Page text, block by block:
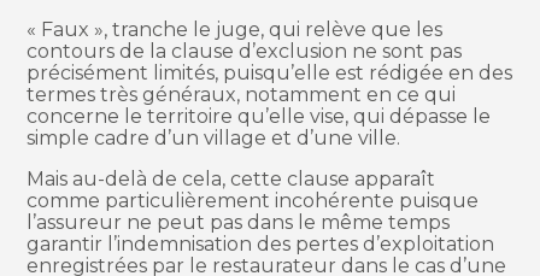
« Faux », tranche le juge, qui relève que les
contours de la clause d’exclusion ne sont pas
précisément limités, puisqu’elle est rédigée en des
termes très généraux, notamment en ce qui
concerne le territoire qu’elle vise, qui dépasse le
simple cadre d’un village et d’une ville.
Mais au-delà de cela, cette clause apparaît
comme particulièrement incohérente puisque
l’assureur ne peut pas dans le même temps
garantir l’indemnisation des pertes d’exploitation
enregistrées par le restaurateur dans le cas d’une